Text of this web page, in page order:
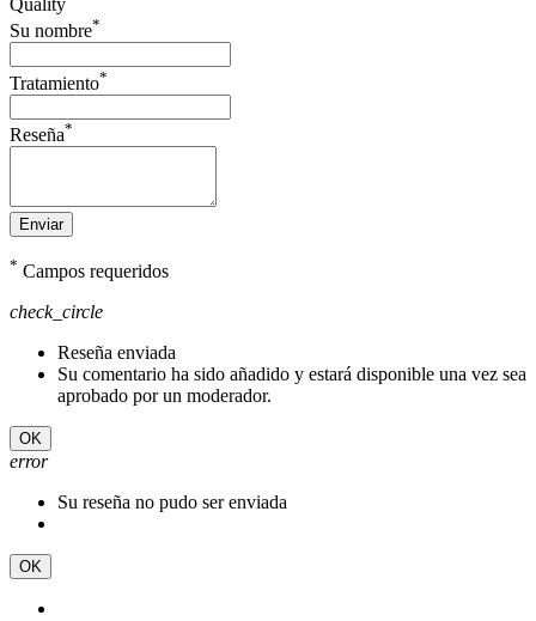
Quality
Su nombre*
Tratamiento*
Reseña*
Enviar
* Campos requeridos
check_circle
Reseña enviada
Su comentario ha sido añadido y estará disponible una vez sea
aprobado por un moderador.
OK
error
Su reseña no pudo ser enviada
OK